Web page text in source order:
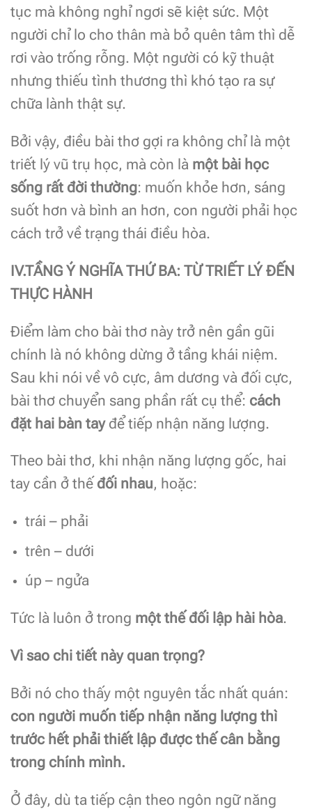
tục mà không nghỉ ngơi sẽ kiệt sức. Một
người chỉ lo cho thân mà bỏ quên tâm thì dễ
rơi vào trống rỗng. Một người có kỹ thuật
nhưng thiếu tình thương thì khó tạo ra sự
chữa lành thật sự.
Bởi vậy, điều bài thơ gợi ra không chỉ là một
triết lý vũ trụ học, mà còn là một bài học
sống rất đời thường: muốn khỏe hơn, sáng
suốt hơn và bình an hơn, con người phải học
cách trở về trạng thái điều hòa.
IV.TẦNG Ý NGHĨA THỨ BA: TỪ TRIẾT LÝ ĐẾN
THỰC HÀNH
Điểm làm cho bài thơ này trở nên gần gũi
chính là nó không dừng ở tầng khái niệm.
Sau khi nói về vô cực, âm dương và đối cực,
bài thơ chuyển sang phần rất cụ thể: cách
đặt hai bàn tayđể tiếp nhận năng lượng.
Theo bài thơ, khi nhận năng lượng gốc, hai
tay cần ở thế đối nhau, hoặc:
trái – phải
trên – dưới
úp – ngửa
Tức là luôn ở trong một thế đối lập hài hòa.
Vì sao chi tiết này quan trọng?
Bởi nó cho thấy một nguyên tắc nhất quán:
con người muốn tiếp nhận năng lượng thì
trước hết phải thiết lập được thế cân bằng
trong chính mình.
Ở đây, dù ta tiếp cận theo ngôn ngữ năng